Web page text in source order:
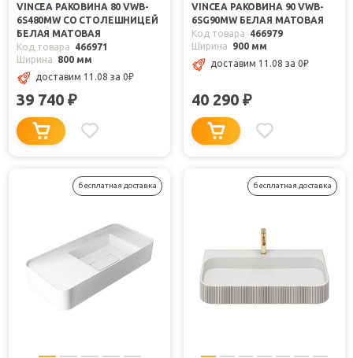
VINCEA РАКОВИНА 80 VWB-
6S480MW СО СТОЛЕШНИЦЕЙ
БЕЛАЯ МАТОВАЯ
Код товара
466971
Ширина
800 мм
доставим 11.08 за 0₽
39 740 ₽
VINCEA РАКОВИНА 90 VWB-
6SG90MW БЕЛАЯ МАТОВАЯ
Код товара
466979
Ширина
900 мм
доставим 11.08 за 0₽
40 290 ₽
бесплатная доставка бесплатная доставка